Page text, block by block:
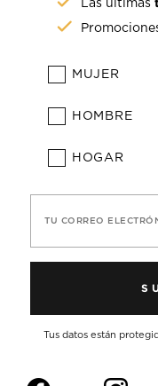
Las últimas
MUJER
HOMBRE
HOGAR
TU CORREO
Tus datos están